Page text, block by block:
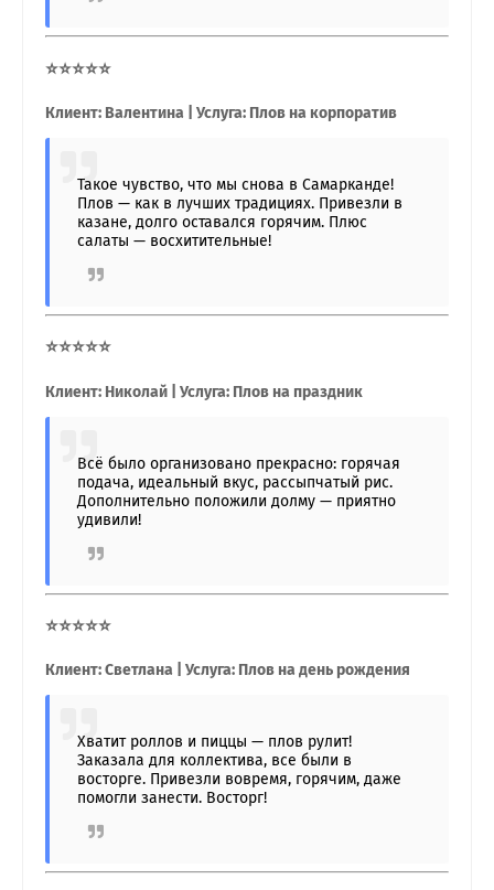
⭐⭐⭐⭐⭐
Клиент: Валентина | Услуга: Плов на корпоратив
Такое чувство, что мы снова в Самарканде!
Плов — как в лучших традициях. Привезли в
казане, долго оставался горячим. Плюс
салаты — восхитительные!
⭐⭐⭐⭐⭐
Клиент: Николай | Услуга: Плов на праздник
Всё было организовано прекрасно: горячая
подача, идеальный вкус, рассыпчатый рис.
Дополнительно положили долму — приятно
удивили!
⭐⭐⭐⭐⭐
Клиент: Светлана | Услуга: Плов на день рождения
Хватит роллов и пиццы — плов рулит!
Заказала для коллектива, все были в
восторге. Привезли вовремя, горячим, даже
помогли занести. Восторг!